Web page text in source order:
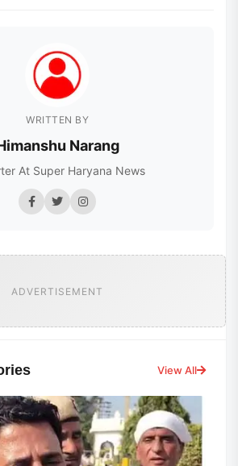
WRITTEN BY
Narang
At Super Haryana News
ADVERTISEMENT
View All